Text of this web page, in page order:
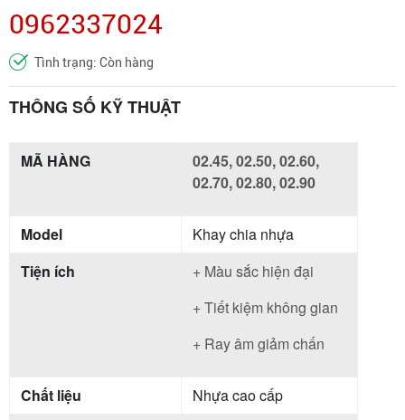
0962337024
Tình trạng: Còn hàng
THÔNG SỐ KỸ THUẬT
MÃ HÀNG
02.45, 02.50, 02.60,
02.70, 02.80, 02.90
Model
Khay chia nhựa
Tiện ích
+ Màu sắc hiện đại
+ Tiết kiệm không gian
+ Ray âm giảm chấn
Chất liệu
Nhựa cao cấp